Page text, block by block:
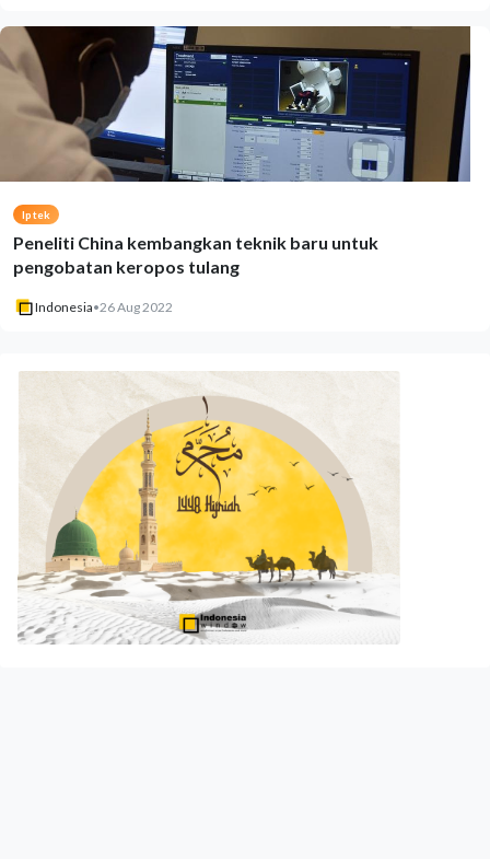
Iptek
Peneliti China kembangkan teknik baru untuk
pengobatan keropos tulang
Indonesia•26 Aug 2022